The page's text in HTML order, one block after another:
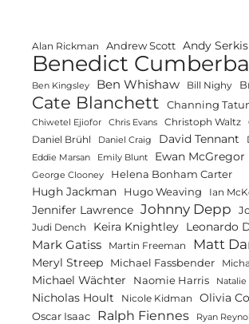
Alan Rickman Andrew Scott Andy Serkis
Benedict
Ben Kingsley Ben Whishaw Bill Nighy
Cate Blanchett Channing
Chiwetel Ejiofor Chris Evans Christoph Waltz
Daniel Brühl Daniel Craig David Tennant
Eddie Marsan Emily Blunt Ewan McGregor
George Clooney Helena Bonham Carter
Hugh Jackman Hugo Weaving Ian
Jennifer Lawrence Johnny Depp
Judi Dench Keira Knightley Leonardo
Mark Gatiss Martin Freeman Matt
Meryl Streep Michael Fassbender
Michael Wächter Naomie Harris
Nicholas Hoult Nicole Kidman Olivia
Oscar Isaac Ralph Fiennes Ryan